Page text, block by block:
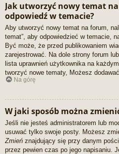
Jak utworzyć nowy temat
odpowiedź w temacie?
Aby utworzyć nowy temat na forum,
temat”, aby odpowiedzieć w temacie,
Być może, że przed publikowaniem
zarejestrować. Na dole strony forum
lista uprawnień użytkownika na
tworzyć nowe tematy, Możesz
Na górę
W jaki sposób można
Jeśli nie jesteś administratorem lub
usuwać tylko swoje posty. Możesz
Zmień znajdujący się przy danym
przez pewien czas po jego napisaniu.